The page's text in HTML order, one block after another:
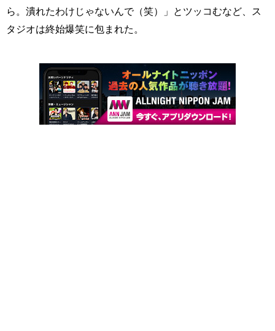
ら。潰れたわけじゃないんで（笑）」とツッコむなど、ス
タジオは終始爆笑に包まれた。